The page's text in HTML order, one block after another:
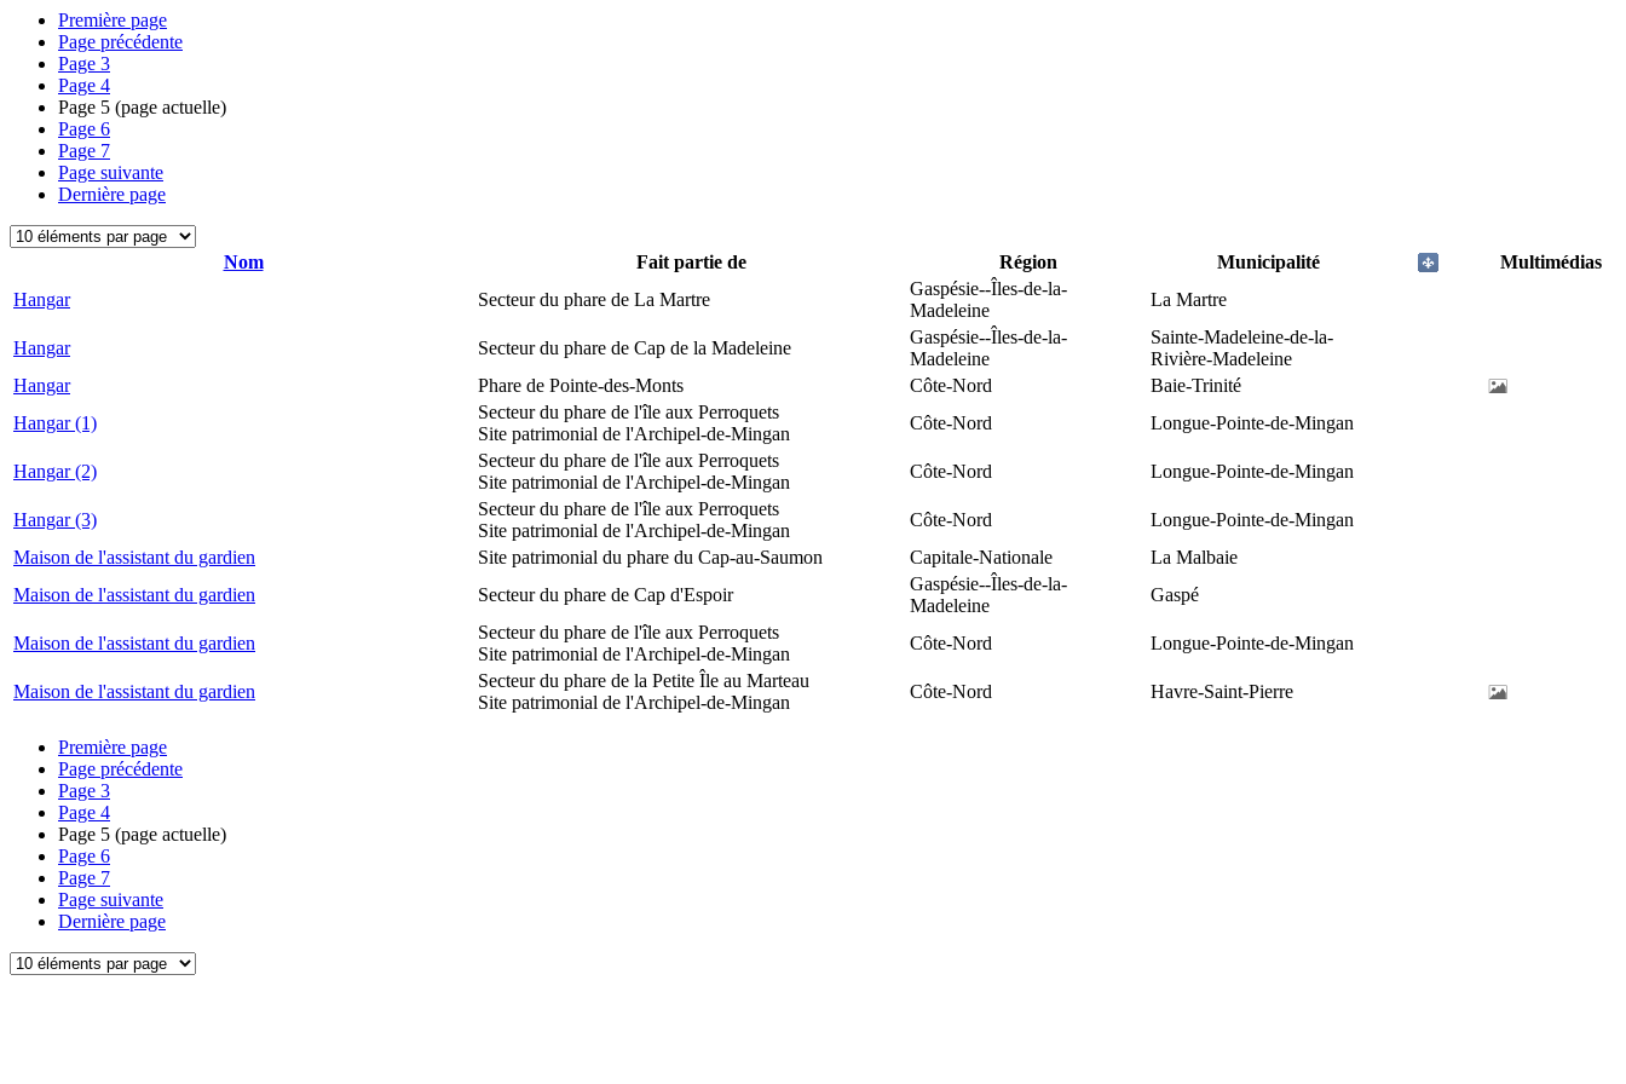
Première page
Page précédente
Page 3
Page 4
Page 5 (page actuelle)
Page 6
Page 7
Page suivante
Dernière page
Nom Fait partie de Région Municipalité
Multimédias
Hangar
Secteur du phare de La Martre
Gaspésie--Îles-de-la-
Madeleine
La Martre
Hangar Secteur du phare de Cap de la Madeleine
Gaspésie--Îles-de-la-
Madeleine
Sainte-Madeleine-de-la-
Rivière-Madeleine
Hangar
Phare de Pointe-des-Monts Côte-Nord
Baie-Trinité
Hangar (1)
Secteur du phare de l'île aux Perroquets
Site patrimonial de l'Archipel-de-Mingan
Côte-Nord Longue-Pointe-de-Mingan
Hangar (2)
Secteur du phare de l'île aux Perroquets
Site patrimonial de l'Archipel-de-Mingan
Côte-Nord Longue-Pointe-de-Mingan
Hangar (3)
Secteur du phare de l'île aux Perroquets
Site patrimonial de l'Archipel-de-Mingan
Côte-Nord
Longue-Pointe-de-Mingan
Maison de l'assistant du gardien
Site patrimonial du phare du Cap-au-Saumon Capitale-Nationale
La Malbaie
Maison de l'assistant du gardien
Secteur du phare de Cap d'Espoir
Gaspésie--Îles-de-la-
Madeleine
Gaspé
Maison de l'assistant du gardien
Secteur du phare de l'île aux Perroquets
Site patrimonial de l'Archipel-de-Mingan
Côte-Nord Longue-Pointe-de-Mingan
Maison de l'assistant du gardien
Secteur du phare de la Petite Île au Marteau
Site patrimonial de l'Archipel-de-Mingan
Côte-Nord Havre-Saint-Pierre
Première page
Page précédente
Page 3
Page 4
Page 5 (page actuelle)
Page 6
Page 7
Page suivante
Dernière page